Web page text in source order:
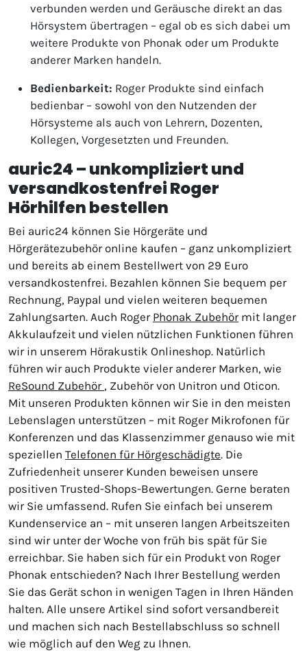
verbunden werden und Geräusche direkt an das
Hörsystem übertragen – egal ob es sich dabei um
weitere Produkte von Phonak oder um Produkte
anderer Marken handeln.
Bedienbarkeit: Roger Produkte sind einfach
bedienbar – sowohl von den Nutzenden der
Hörsysteme als auch von Lehrern, Dozenten,
Kollegen, Vorgesetzten und Freunden.
auric24 – unkompliziert und
versandkostenfrei Roger
Hörhilfen bestellen
Bei auric24 können Sie Hörgeräte und
Hörgerätezubehör online kaufen – ganz unkompliziert
und bereits ab einem Bestellwert von 29 Euro
versandkostenfrei. Bezahlen können Sie bequem per
Rechnung, Paypal und vielen weiteren bequemen
Zahlungsarten. Auch Roger Phonak Zubehörmit langer
Akkulaufzeit und vielen nützlichen Funktionen führen
wir in unserem Hörakustik Onlineshop. Natürlich
führen wir auch Produkte vieler anderer Marken, wie
ReSound Zubehör , Zubehör von Unitron und Oticon.
Mit unseren Produkten können wir Sie in den meisten
Lebenslagen unterstützen – mit Roger Mikrofonen für
Konferenzen und das Klassenzimmer genauso wie mit
speziellen Telefonen für Hörgeschädigte. Die
Zufriedenheit unserer Kunden beweisen unsere
positiven Trusted-Shops-Bewertungen. Gerne beraten
wir Sie umfassend. Rufen Sie einfach bei unserem
Kundenservice an – mit unseren langen Arbeitszeiten
sind wir unter der Woche von früh bis spät für Sie
erreichbar. Sie haben sich für ein Produkt von Roger
Phonak entschieden? Nach Ihrer Bestellung werden
Sie das Gerät schon in wenigen Tagen in Ihren Händen
halten. Alle unsere Artikel sind sofort versandbereit
und machen sich nach Bestellabschluss so schnell
wie möglich auf den Weg zu Ihnen.